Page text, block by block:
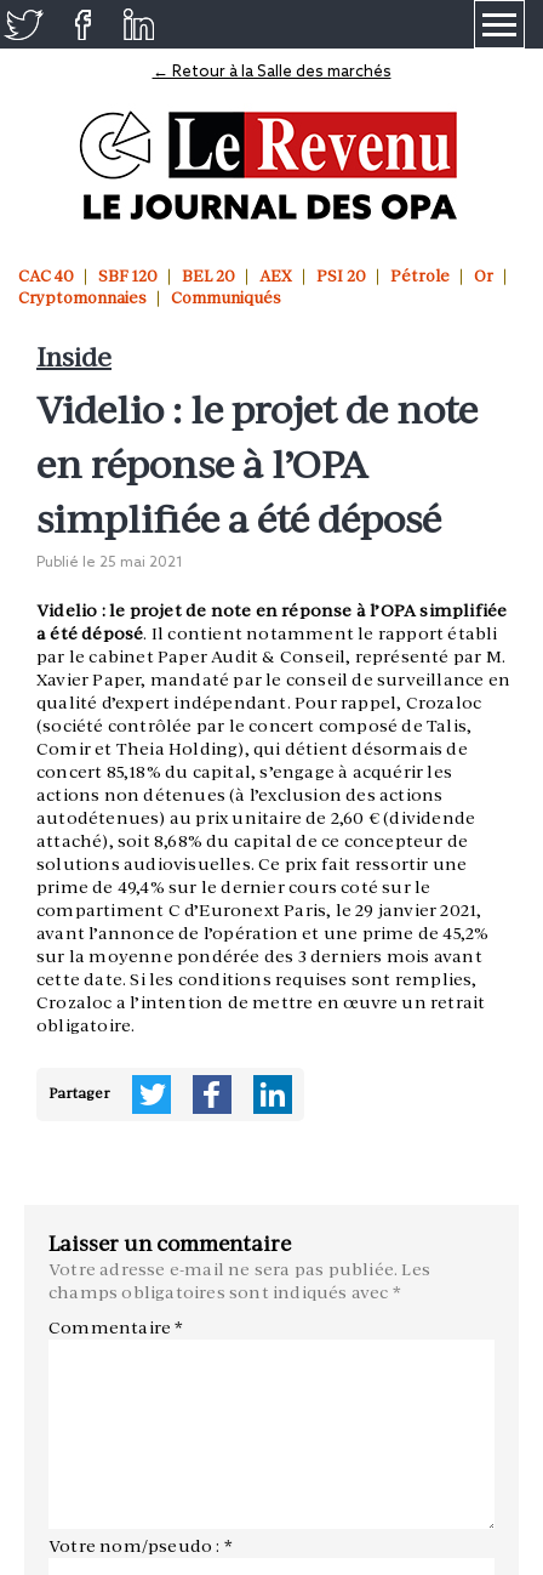
← Retour à la Salle des marchés
CAC 40 SBF 120 BEL 20 AEX PSI 20 Pétrole
Or
Cryptomonnaies
Communiqués
Inside
Videlio : le projet de note
en réponse à l’OPA
simplifiée a été déposé
Publié le 25 mai 2021
Videlio : le projet de note en réponse à l’OPA simplifiée
a été déposé. Il contient notamment le rapport établi
par le cabinet Paper Audit & Conseil, représenté par M.
Xavier Paper, mandaté par le conseil de surveillance en
qualité d’expert indépendant. Pour rappel, Crozaloc
(société contrôlée par le concert composé de Talis,
Comir et Theia Holding), qui détient désormais de
concert 85,18% du capital, s’engage à acquérir les
actions non détenues (à l’exclusion des actions
autodétenues) au prix unitaire de 2,60 € (dividende
attaché), soit 8,68% du capital de ce concepteur de
solutions audiovisuelles. Ce prix fait ressortir une
prime de 49,4% sur le dernier cours coté sur le
compartiment C d’Euronext Paris, le 29 janvier 2021,
avant l’annonce de l’opération et une prime de 45,2%
sur la moyenne pondérée des 3 derniers mois avant
cette date. Si les conditions requises sont remplies,
Crozaloc a l’intention de mettre en œuvre un retrait
obligatoire.
Partager
Laisser un commentaire
Votre adresse e-mail ne sera pas publiée. Les
champs obligatoires sont indiqués avec *
Commentaire*
Votre nom/pseudo : *